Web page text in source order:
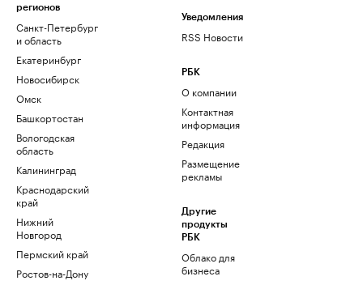
регионов
Санкт-Петербург
и область
Екатеринбург
Новосибирск
Омск
Башкортостан
Вологодская
область
Калининград
Краснодарский
край
Нижний
Новгород
Пермский край
Ростов-на-Дону
Уведомления
RSS Новости
РБК
О компании
Контактная
информация
Редакция
Размещение
рекламы
Другие
продукты
РБК
Облако для
бизнеса